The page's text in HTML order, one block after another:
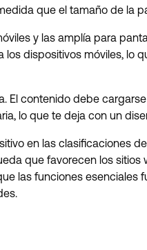
que el tamaño de la
y las amplía para
dispositivos móviles, lo
El contenido debe
lo que te deja con un
en las clasificaciones
que favorecen los sitios
las funciones esenciales